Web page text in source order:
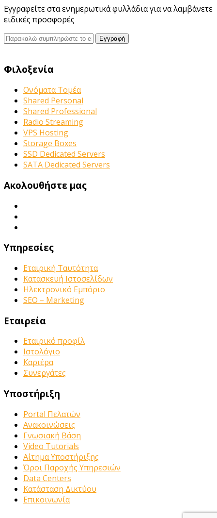
Εγγραφείτε στα ενημερωτικά φυλλάδια για να λαμβάνετε
ειδικές προσφορές
Φιλοξενία
Ονόματα Τομέα
Shared Personal
Shared Professional
Radio Streaming
VPS Hosting
Storage Boxes
SSD Dedicated Servers
SATA Dedicated Servers
Ακολουθήστε μας
Υπηρεσίες
Εταιρική Ταυτότητα
Κατασκευή Ιστοσελίδων
Ηλεκτρονικό Εμπόριο
SEO – Marketing
Εταιρεία
Εταιρικό προφίλ
Ιστολόγιο
Καριέρα
Συνεργάτες
Υποστήριξη
Portal Πελατών
Ανακοινώσεις
Γνωσιακή Βάση
Video Tutorials
Αίτημα Υποστήριξης
Όροι Παροχής Υπηρεσιών
Data Centers
Κατάσταση Δικτύου
Επικοινωνία